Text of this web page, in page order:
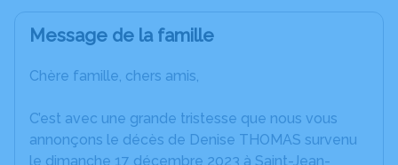
Message de la famille
Chère famille, chers amis,
C’est avec une grande tristesse que nous vous
annonçons le décès de Denise THOMAS survenu
le dimanche 17 décembre 2023 à Saint-Jean-